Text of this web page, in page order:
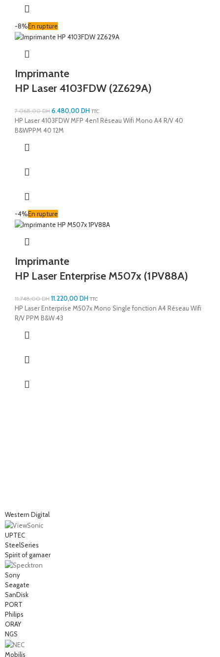
-8%En rupture
Imprimante
HP Laser 4103FDW (2Z629A)
7.068,00DH 6.480,00DH TTC
HP Laser 4103FDW MFP 4en1 Réseau Wifi Mono A4 R/V 40
B&WPPM 40 12M
-4%En rupture
Imprimante
HP Laser Enterprise M507x (1PV88A)
11.748,00DH 11.220,00DH TTC
HP Laser Enterprise M507x Mono Single fonction A4 Réseau Wifi
R/V PPM B&W 43
Western Digital
UPTEC
SteelSeries
Spirit of gamaer
Sony
Seagate
SanDisk
PORT
Philips
ORAY
NGS
Mobilis